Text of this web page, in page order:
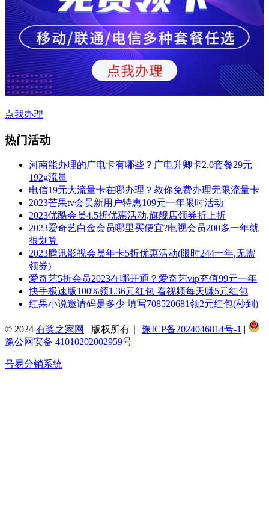
点我办理
热门活动
河南能办理的广电卡有哪些？广电升卿卡2.0套餐29元
192g流量
电信19元大流量卡在哪办理？教你免费办理无限流量卡
2023芒果tv会员新用户特惠109元一年限时活动
2023优酷会员4.5折优惠活动,旗舰店领券折上折
2023爱奇艺白金会员哪里买便宜?电视会员200多一年就
很划算
2023腾讯影视会员年卡5折优惠活动(限时244一年,无需
领券)
爱奇艺5折会员2023在哪开通？爱奇艺vip充值99元一年
快手极速版100%领1.36元红包 看视频每天赚5元红包
红果小说邀请码是多少 填写708520681领2元红包(秒到)
© 2024 有奖之家网 版权所有｜ 豫ICP备2024046814号-1 |
豫公网安备 41010202002959号
号易分销系统